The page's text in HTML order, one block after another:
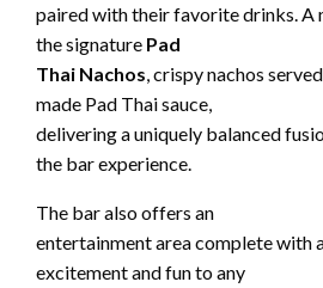
paired with their favorite drinks. A
the signature Pad
Thai Nachos , crispy nachos
made Pad Thai sauce,
delivering a uniquely balanced
the bar experience.
The bar also offers an
entertainment area complete with
excitement and fun to any